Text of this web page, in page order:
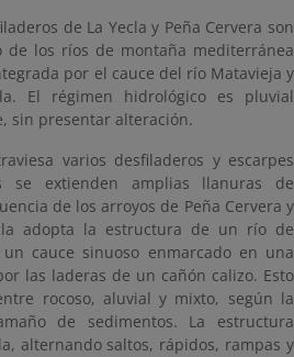
de La Yecla y Peña Cervera son
de los ríos de montaña mediterránea
por el cauce del río Matavieja y
El régimen hidrológico es pluvial
sin presentar alteración.
varios desfiladeros y escarpes
se extienden amplias llanuras de
de los arroyos de Peña Cervera y
adopta la estructura de un río de
cauce sinuoso enmarcado en una
las laderas de un cañón calizo. Esto
rocoso, aluvial y mixto, según la
de sedimentos. La estructura
alternando saltos, rápidos, rampas y